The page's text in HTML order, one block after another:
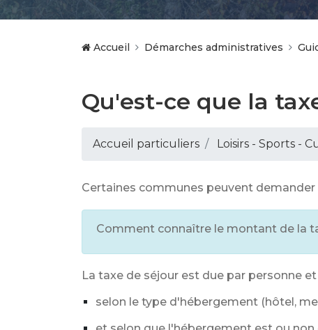
Accueil Démarches administratives
Qu'est-ce que la
Accueil particuliers Loisirs - Sports -
Certaines communes peuvent
Comment connaître le montant de la
La taxe de séjour est due par personne
selon le type d'hébergement (hôtel,